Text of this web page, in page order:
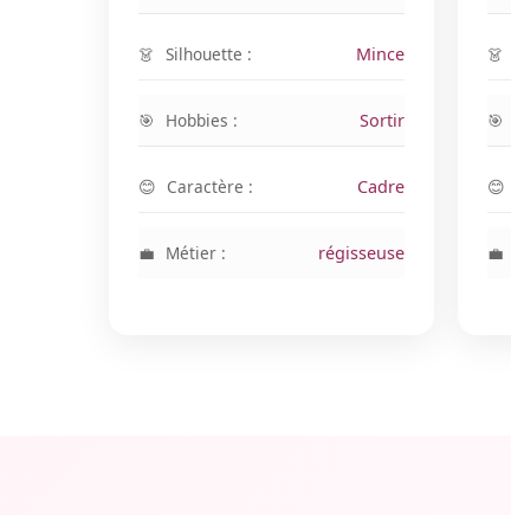
Silhouette : Mince
Hobbies : Sortir
Caractère : Cadre
Métier : régisseuse